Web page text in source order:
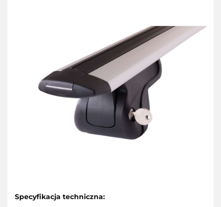
Specyfikacja techniczna: